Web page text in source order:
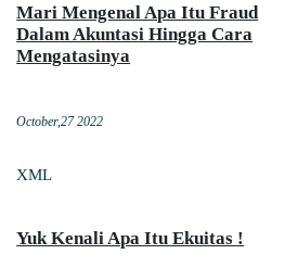
Mari Mengenal Apa Itu Fraud
Dalam Akuntasi Hingga Cara
Mengatasinya
October,27 2022
XML
Yuk Kenali Apa Itu Ekuitas !